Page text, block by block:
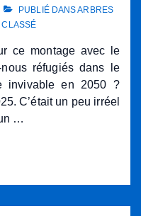
PUBLIÉ DANSARBRES
CLASSÉ
ce montage avec le
réfugiés dans le
invivable en 2050 ?
C’était un peu irréel
…